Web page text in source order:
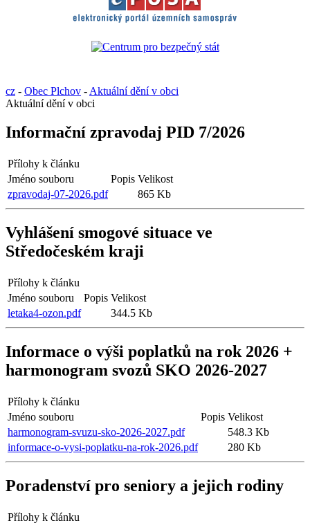
cz - Obec Plchov - Aktuální dění v obci
Aktuální dění v obci
Informační zpravodaj PID 7/2026
Přílohy k článku
Jméno souboru
Popis Velikost
zpravodaj-07-2026.pdf
865 Kb
Vyhlášení smogové situace ve
Středočeském kraji
Přílohy k článku
Jméno souboru
Popis Velikost
letaka4-ozon.pdf
344.5 Kb
Informace o výši poplatků na rok 2026 +
harmonogram svozů SKO 2026-2027
Přílohy k článku
Jméno souboru
Popis Velikost
harmonogram-svuzu-sko-2026-2027.pdf
548.3 Kb
informace-o-vysi-poplatku-na-rok-2026.pdf
280 Kb
Poradenství pro seniory a jejich rodiny
Přílohy k článku